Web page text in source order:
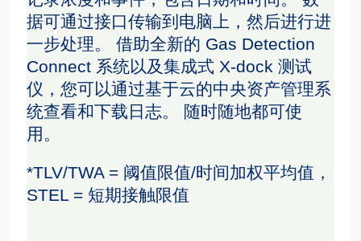
据可通过接口传输到电脑上，然后进行进
一步处理。 借助全新的 Gas Detection
Connect 系统以及集成式 X-dock 测试
仪，您可以通过基于云的中央资产管理系
统查看和下载日志。 随时随地都可使
用。
*TLV/TWA = 阈值限值/时间加权平均值，
STEL = 短期接触限值